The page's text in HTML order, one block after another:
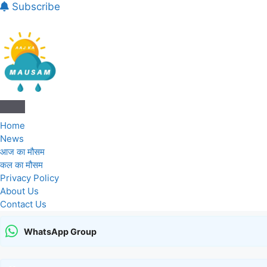
Subscribe
Aaj Ka Mausam | आज का
Home
News
आज का मौसम
कल का मौसम
Privacy Policy
About Us
Contact Us
WhatsApp Group